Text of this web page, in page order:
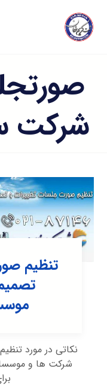
شرکت
تنظیم
نکاتی در مورد
شرکت ها و